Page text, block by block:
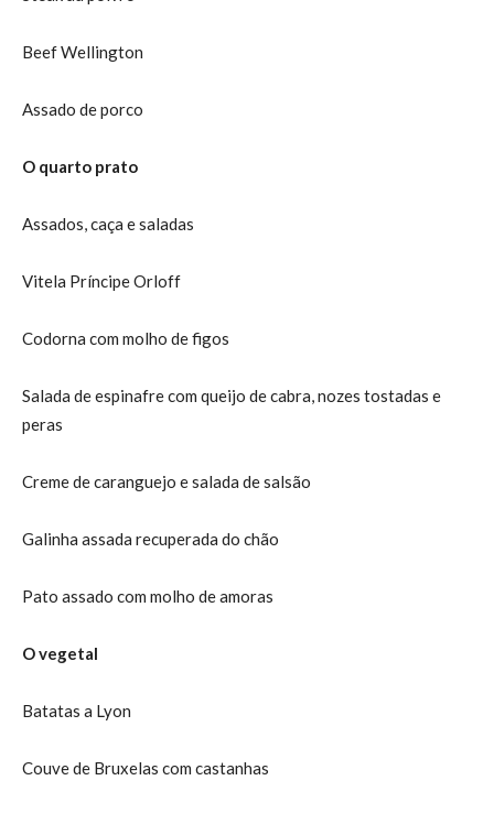
Beef Wellington
Assado de porco
O quarto prato
Assados, caça e saladas
Vitela Príncipe Orloff
Codorna com molho de figos
Salada de espinafre com queijo de cabra, nozes tostadas e
peras
Creme de caranguejo e salada de salsão
Galinha assada recuperada do chão
Pato assado com molho de amoras
O vegetal
Batatas a Lyon
Couve de Bruxelas com castanhas